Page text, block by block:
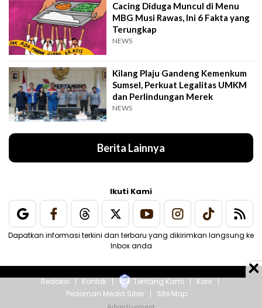
Cacing Diduga Muncul di Menu
MBG Musi Rawas, Ini 6 Fakta yang
Terungkap
NEWS
Kilang Plaju Gandeng Kemenkum
Sumsel, Perkuat Legalitas UMKM
dan Perlindungan Merek
NEWS
Berita Lainnya
Ikuti Kami
Dapatkan informasi terkini dan terbaru yang dikirimkan langsung ke
Inbox anda
Redaksi Kontak Tentang Kami
Karir
Pedoman Media Siber
Site Map